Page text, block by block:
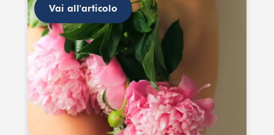
Vai all'articolo